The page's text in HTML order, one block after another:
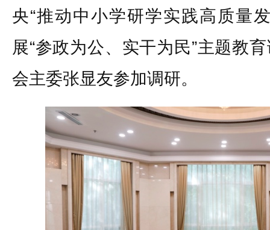
央“推动中小学研学实践高质量
展“参政为公、实干为民”主题教
会主委张显友参加调研。